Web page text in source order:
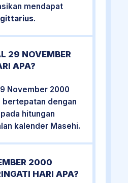
mendapat
.
29 NOVEMBER
APA?
November 2000
bertepatan dengan
pada hitungan
kalender Masehi.
2000
HARI APA?